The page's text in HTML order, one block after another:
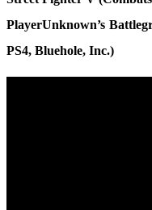
PlayerUnknown’s
PS4, Bluehole, Inc.)